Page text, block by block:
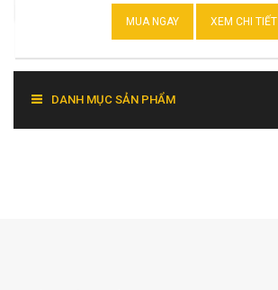
MUA NGAY XEM CHI TIẾT
DANH MỤC SẢN PHẨM